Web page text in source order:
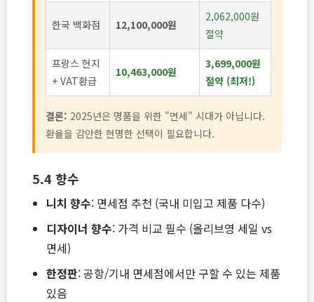
한국 백화점 12,100,000원
2,062,000원
절약
프랑스 현지
+ VAT환급
10,463,000원
3,699,000원
절약 (최저!)
결론: 2025년은 명품을 위한 "면세" 시대가 아닙니다.
환율을 감안한 현명한 선택이 필요합니다.
5.4 향수
니치 향수: 면세점 추천 (국내 미입고 제품 다수)
디자이너 향수: 가격 비교 필수 (올리브영 세일 vs
면세)
한정판: 공항/기내 면세점에서만 구할 수 있는 제품
있음